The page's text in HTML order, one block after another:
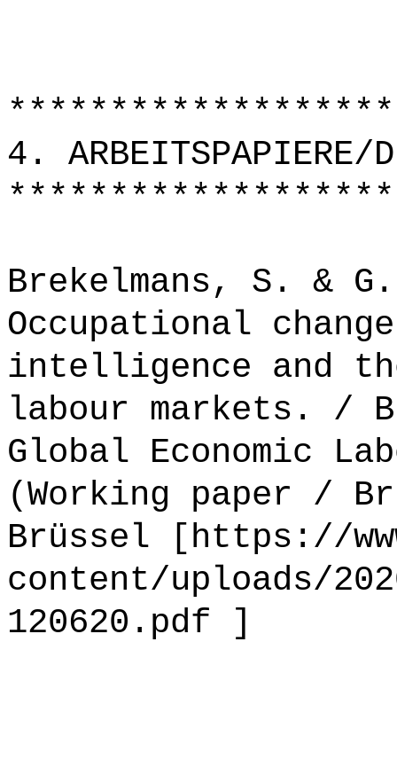
4. ARBEITSPAPIERE/
Brekelmans, S. &
Occupational
intelligence and
labour markets. /
Global Economic
(Working paper /
Brüssel [https://
content/uploads/
120620.pdf ]